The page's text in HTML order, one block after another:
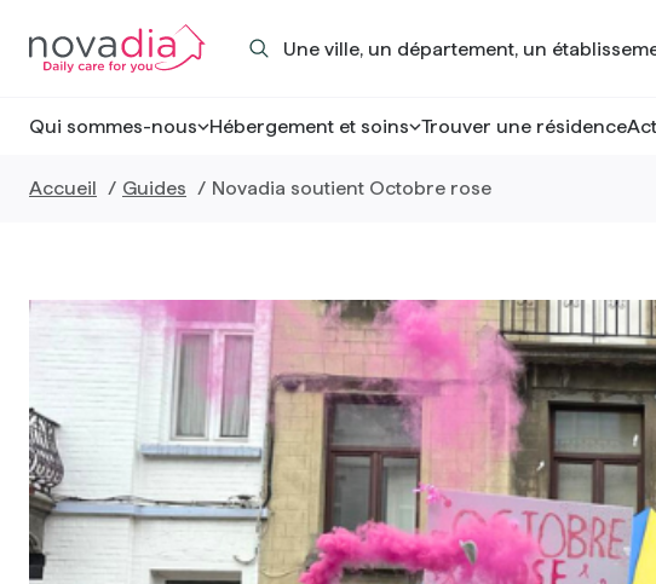
content
un
Qui sommes-nous Hébergement et soins Trouver une résidence
Accueil Guides Novadia soutient Octobre rose